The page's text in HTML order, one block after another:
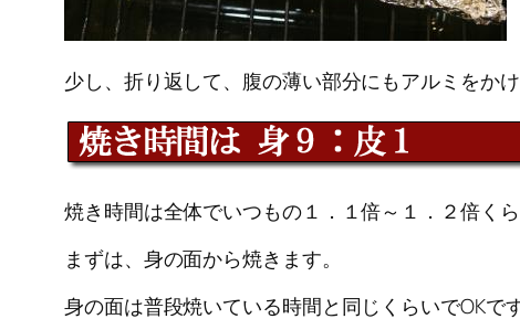
少し、折り返して、腹の薄い部分にもアルミをか
焼き時間は全体でいつもの１．１倍～１．２倍くら
まずは、身の面から焼きます。
身の面は普段焼いている時間と同じくらいでOKです